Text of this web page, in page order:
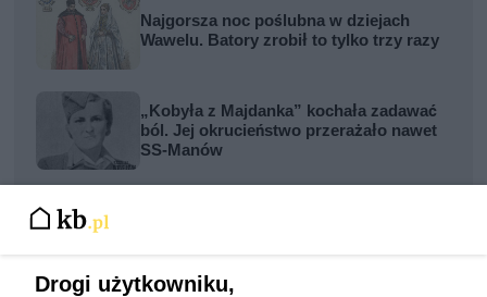
Najgorsza noc poślubna w dziejach
Wawelu. Batory zrobił to tylko trzy razy
„Kobyła z Majdanka” kochała zadawać
ból. Jej okrucieństwo przerażało nawet
SS-Manów
Drogi użytkowniku,